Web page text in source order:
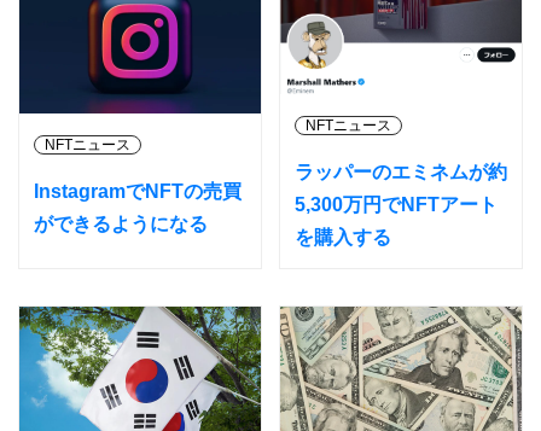
NFTニュース
InstagramでNFTの売買
ができるようになる
NFTニュース
ラッパーのエミネムが約
5,300万円でNFTアート
を購入する